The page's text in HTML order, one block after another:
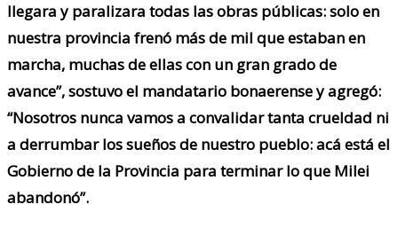
llegara y paralizara todas las obras públicas: solo en
nuestra provincia frenó más de mil que estaban en
marcha, muchas de ellas con un gran grado de
avance”, sostuvo el mandatario bonaerense y agregó:
“Nosotros nunca vamos a convalidar tanta crueldad ni
a derrumbar los sueños de nuestro pueblo: acá está el
Gobierno de la Provincia para terminar lo que Milei
abandonó”.